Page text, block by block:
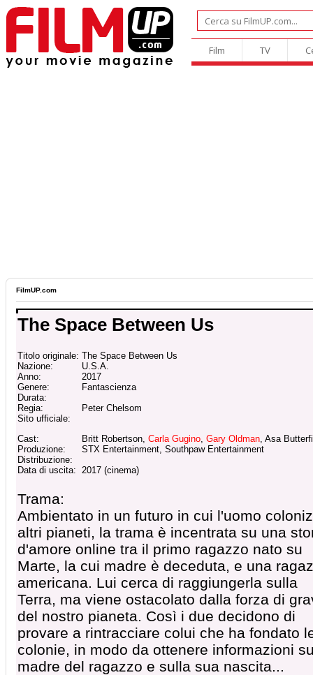
Film TV
FilmUP.com
The Space Between Us
Titolo originale: The Space Between Us
Nazione:
U.S.A.
Anno:
2017
Genere:
Fantascienza
Durata:
Regia:
Peter Chelsom
Sito ufficiale:
Cast:
Britt Robertson, Carla Gugino, Gary Oldman, Asa
Produzione:
STX Entertainment, Southpaw Entertainment
Distribuzione:
Data di uscita: 2017 (cinema)
Trama:
Ambientato in un futuro in cui l'uomo
altri pianeti, la trama è incentrata su una
d'amore online tra il primo ragazzo nato su
Marte, la cui madre è deceduta, e una
americana. Lui cerca di raggiungerla sulla
Terra, ma viene ostacolato dalla forza di
del nostro pianeta. Così i due decidono di
provare a rintracciare colui che ha fondato
colonie, in modo da ottenere informazioni
madre del ragazzo e sulla sua nascita...